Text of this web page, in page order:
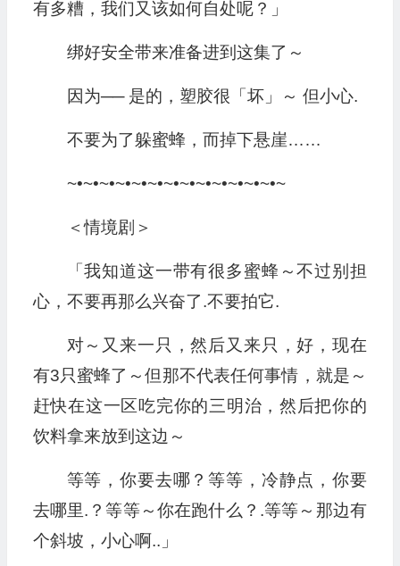
有多糟，我们又该如何自处呢？」
绑好安全带来准备进到这集了～
因为── 是的，塑胶很「坏」～ 但小心.
不要为了躲蜜蜂，而掉下悬崖……
~•~•~•~•~•~•~•~•~•~•~•~•~•~
＜情境剧＞
「我知道这一带有很多蜜蜂～不过别担
心，不要再那么兴奋了.不要拍它.
对～又来一只，然后又来只，好，现在
有3只蜜蜂了～但那不代表任何事情，就是～
赶快在这一区吃完你的三明治，然后把你的
饮料拿来放到这边～
等等，你要去哪？等等，冷静点，你要
去哪里.？等等～你在跑什么？.等等～那边有
个斜坡，小心啊..」